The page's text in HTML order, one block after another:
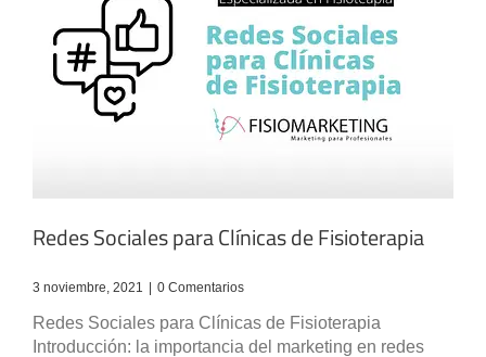
Redes Sociales para Clínicas de Fisioterapia
3 noviembre, 2021 | 0 Comentarios
Redes Sociales para Clínicas de Fisioterapia
Introducción: la importancia del marketing en redes